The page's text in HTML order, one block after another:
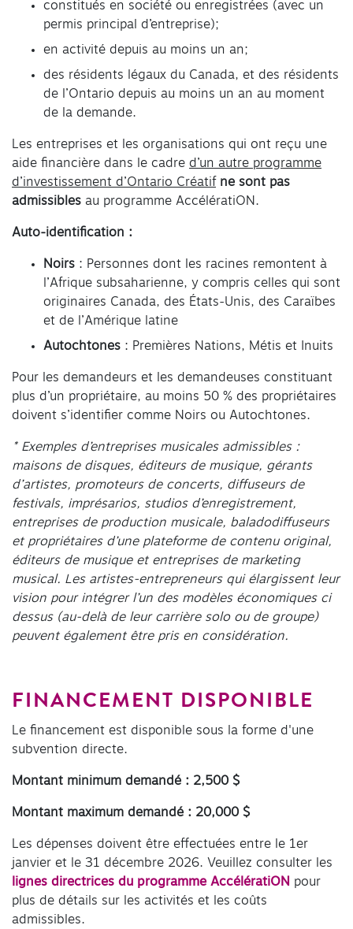
constitués en société ou enregistrées (avec un
permis principal d’entreprise);
en activité depuis au moins un an;
des résidents légaux du Canada, et des résidents
de l’Ontario depuis au moins un an au moment
de la demande.
Les entreprises et les organisations qui ont reçu une
aide financière dans le cadre d’un autre programme
d’investissement d’Ontario Créatif ne sont pas
admissibles au programme AccélératiON.
Auto-identification :
Noirs : Personnes dont les racines remontent à
l’Afrique subsaharienne, y compris celles qui sont
originaires Canada, des États-Unis, des Caraïbes
et de l’Amérique latine
Autochtones : Premières Nations, Métis et Inuits
Pour les demandeurs et les demandeuses constituant
plus d’un propriétaire, au moins 50 % des propriétaires
doivent s’identifier comme Noirs ou Autochtones.
* Exemples d’entreprises musicales admissibles :
maisons de disques, éditeurs de musique, gérants
d’artistes, promoteurs de concerts, diffuseurs de
festivals, imprésarios, studios d’enregistrement,
entreprises de production musicale, baladodiffuseurs
et propriétaires d’une plateforme de contenu original,
éditeurs de musique et entreprises de marketing
musical. Les artistes-entrepreneurs qui élargissent leur
vision pour intégrer l’un des modèles économiques ci
dessus (au-delà de leur carrière solo ou de groupe)
peuvent également être pris en considération.
FINANCEMENT DISPONIBLE
Le financement est disponible sous la forme d'une
subvention directe.
Montant minimum demandé : 2,500 $
Montant maximum demandé : 20,000 $
Les dépenses doivent être effectuées entre le 1er
janvier et le 31 décembre 2026. Veuillez consulter les
lignes directrices du programme AccélératiON pour
plus de détails sur les activités et les coûts
admissibles.